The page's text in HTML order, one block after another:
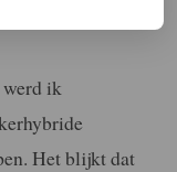
ik
Het blijkt dat